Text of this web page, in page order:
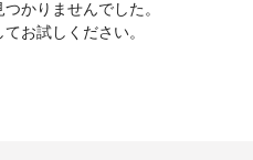
かりませんでした。
お試しください。